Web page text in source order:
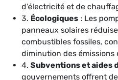
d'électricité et de
3. Écologiques : Les
panneaux solaires
combustibles fossiles,
diminution des émissions
4. Subventions et aides
gouvernements offrent